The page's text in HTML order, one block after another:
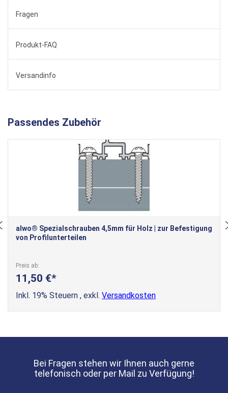
Fragen
Produkt-FAQ
Versandinfo
Passendes Zubehör
alwo® Spezialschrauben 4,5mm für Holz | zur Befestigung
von Profilunterteilen
Preis ab
11,50 €
Inkl. 19% Steuern , exkl. Versandkosten
Bei Fragen stehen wir Ihnen auch gerne
telefonisch oder per Mail zu Verfügung!